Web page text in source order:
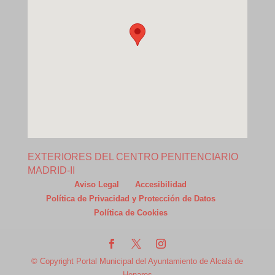
EXTERIORES DEL CENTRO PENITENCIARIO
MADRID-II
Aviso Legal
Accesibilidad
Política de Privacidad y Protección de Datos
Política de Cookies
© Copyright Portal Municipal del Ayuntamiento de Alcalá de